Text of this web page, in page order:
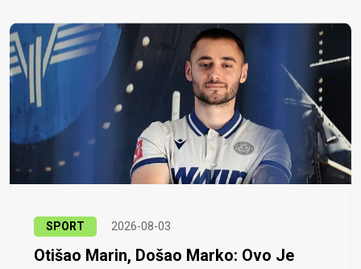
SPORT 2026-08-03
Otišao Marin, Došao Marko: Ovo Je